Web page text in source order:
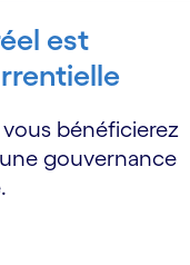
est
bénéficierez
gouvernance